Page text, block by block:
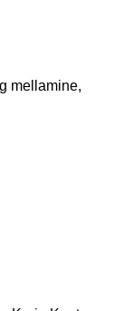
mellamine,